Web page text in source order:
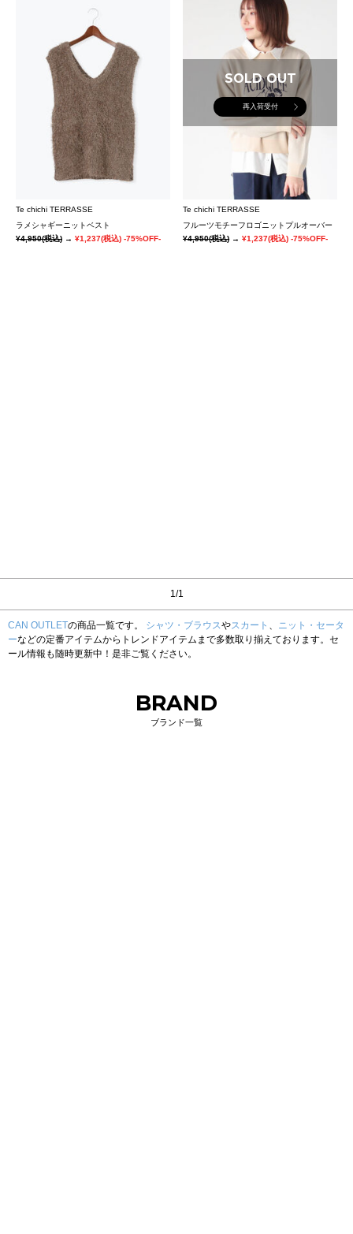
Te chichi TERRASSE
ラメシャギーニットベスト
¥4,950(税込) → ¥1,237(税込) -75%OFF-
SOLD OUT
再入荷受付
Te chichi TERRASSE
フルーツモチーフロゴニットプルオーバー
¥4,950(税込)→¥1,237(税込) -75%OFF-
1/1
CAN OUTLETの商品一覧です。 シャツ・ブラウスやスカート 、 ニット・セータ
ーなどの定番アイテムからトレンドアイテムまで多数取り揃えております。セ
ール情報も随時更新中！是非ご覧ください。
BRAND
ブランド一覧